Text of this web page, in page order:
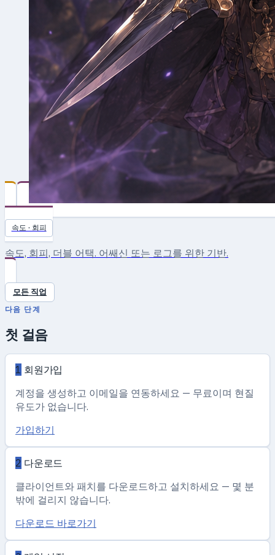
속도 · 회피
속도, 회피, 더블 어택. 어쌔신 또는 로그를 위한 기반.
모든 직업
다음 단계
첫 걸음
1 회원가입
계정을 생성하고 이메일을 연동하세요 — 무료이며 현질
유도가 없습니다.
가입하기
2 다운로드
클라이언트와 패치를 다운로드하고 설치하세요 — 몇 분
밖에 걸리지 않습니다.
다운로드 바로가기